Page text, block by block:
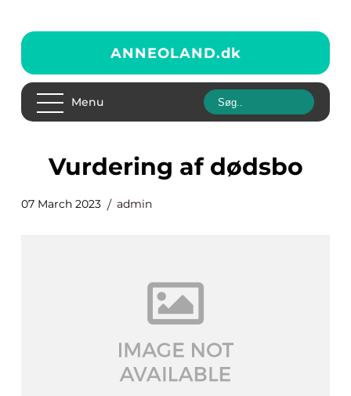
ANNEOLAND.dk
Menu
vurdering af dødsbo
07 March 2023 admin